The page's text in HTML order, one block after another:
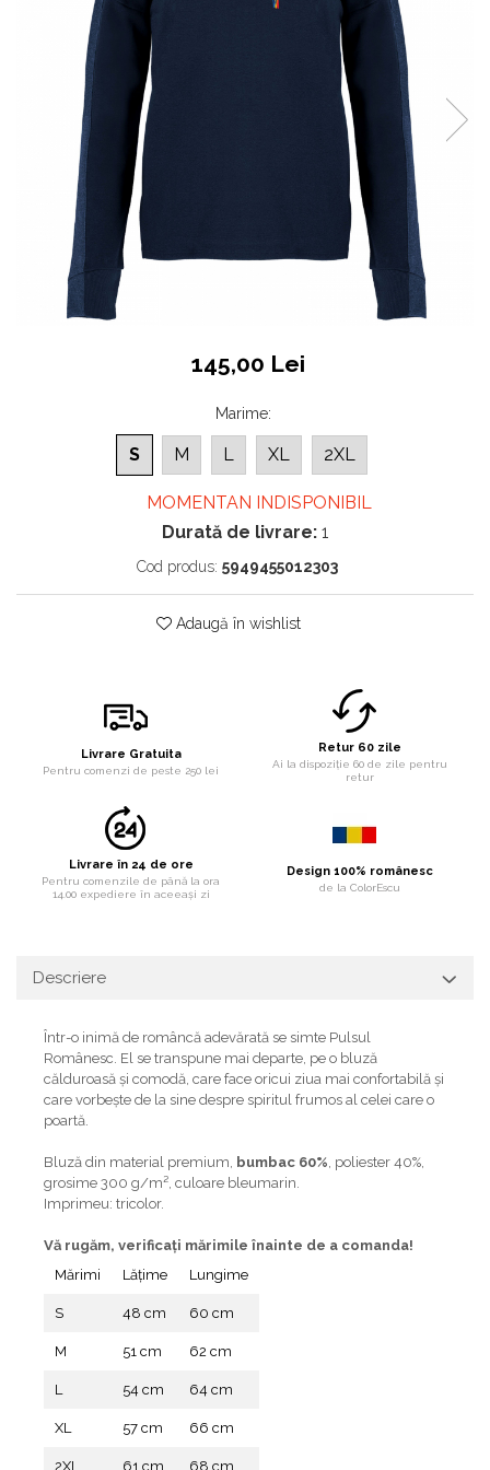
Haine dacice
Simboluri tradiționale reinterpretate
Tricouri cu mesaje de bine
Tricouri de poveste
Carduri Cadou
Colecții speciale
Tricouri Andra
Colecția Cucuteni Neamț
145,00 Lei
Marime:
S M L XL 2XL
MOMENTAN INDISPONIBIL
Durată de livrare:1
Cod produs: 5949455012303
Adaugă în wishlist
Livrare Gratuita
Pentru comenzi de peste 250 lei
Retur 60 zile
Ai la dispoziție 60 de zile pentru
retur
Livrare în 24 de ore
Pentru comenzile de până la ora
14.00 expediere în aceeași zi
Design 100% românesc
de la ColorEscu
Descriere
Într-o inimă de româncă adevărată se simte Pulsul
Românesc. El se transpune mai departe, pe o bluză
călduroasă și comodă, care face oricui ziua mai confortabilă și
care vorbește de la sine despre spiritul frumos al celei care o
poartă.
Bluză din material premium, bumbac 60%, poliester 40%,
grosime 300 g/m², culoare bleumarin.
Imprimeu: tricolor.
Vă rugăm, verificaţi mărimile înainte de a comanda!
Mărimi
Lățime Lungime
S 48 cm 60 cm
M 51 cm 62 cm
L 54 cm 64 cm
XL 57 cm 66 cm
2XL 61 cm 68 cm